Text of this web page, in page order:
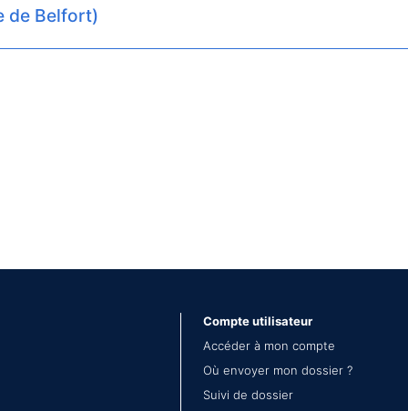
de Belfort)
Compte utilisateur
Accéder à mon compte
Où envoyer mon dossier ?
Suivi de dossier